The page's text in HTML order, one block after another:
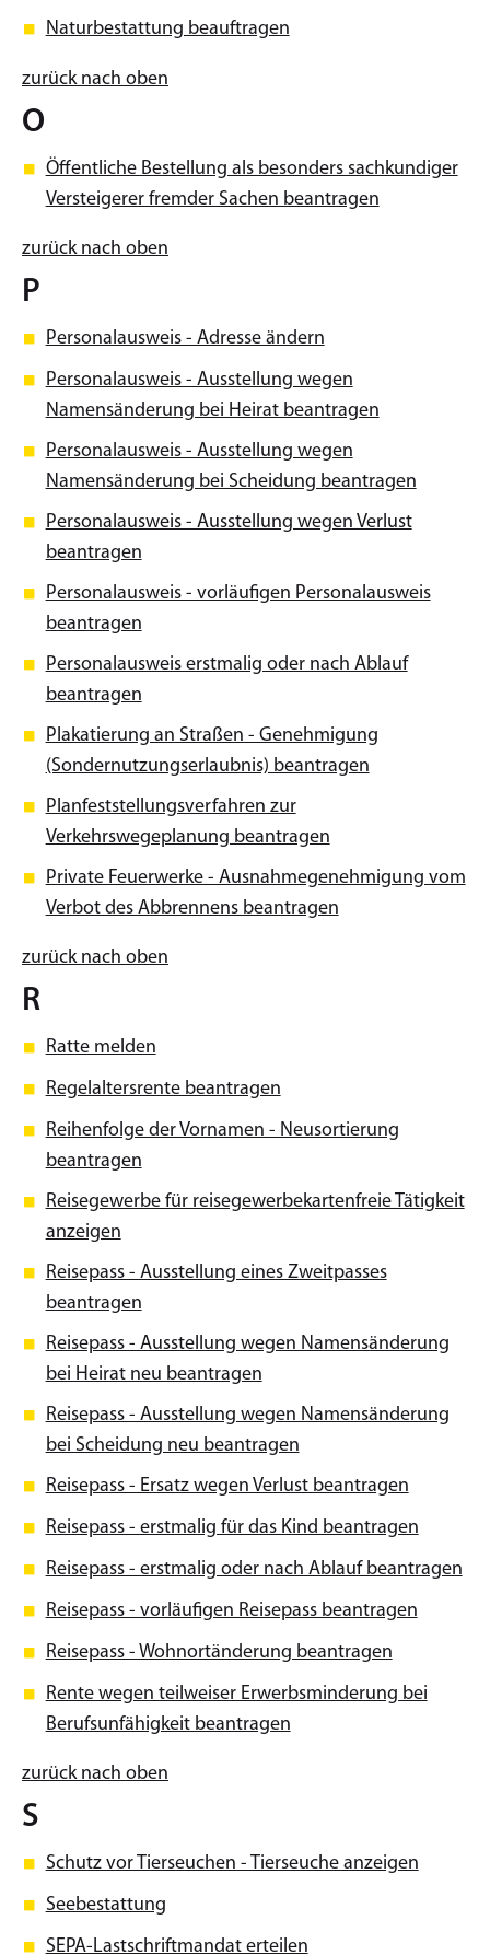
Naturbestattung beauftragen
zurück nach oben
O
Öffentliche Bestellung als besonders sachkundiger
Versteigerer fremder Sachen beantragen
zurück nach oben
P
Personalausweis - Adresse ändern
Personalausweis - Ausstellung wegen
Namensänderung bei Heirat beantragen
Personalausweis - Ausstellung wegen
Namensänderung bei Scheidung beantragen
Personalausweis - Ausstellung wegen Verlust
beantragen
Personalausweis - vorläufigen Personalausweis
beantragen
Personalausweis erstmalig oder nach Ablauf
beantragen
Plakatierung an Straßen - Genehmigung
(Sondernutzungserlaubnis) beantragen
Planfeststellungsverfahren zur
Verkehrswegeplanung beantragen
Private Feuerwerke - Ausnahmegenehmigung vom
Verbot des Abbrennens beantragen
zurück nach oben
R
Ratte melden
Regelaltersrente beantragen
Reihenfolge der Vornamen - Neusortierung
beantragen
Reisegewerbe für reisegewerbekartenfreie Tätigkeit
anzeigen
Reisepass - Ausstellung eines Zweitpasses
beantragen
Reisepass - Ausstellung wegen Namensänderung
bei Heirat neu beantragen
Reisepass - Ausstellung wegen Namensänderung
bei Scheidung neu beantragen
Reisepass - Ersatz wegen Verlust beantragen
Reisepass - erstmalig für das Kind beantragen
Reisepass - erstmalig oder nach Ablauf beantragen
Reisepass - vorläufigen Reisepass beantragen
Reisepass - Wohnortänderung beantragen
Rente wegen teilweiser Erwerbsminderung bei
Berufsunfähigkeit beantragen
zurück nach oben
S
Schutz vor Tierseuchen - Tierseuche anzeigen
Seebestattung
SEPA-Lastschriftmandat erteilen